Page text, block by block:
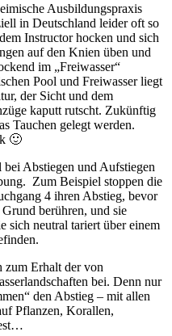
Ausbildungspraxis
in Deutschland leider oft so
Instructor hocken und sich
auf den Knien üben und
im „Freiwasser“
Pool und Freiwasser liegt
der Sicht und dem
kaputt rutscht. Zukünftig
Tauchen gelegt werden.
🙂
bei Abstiegen und Aufstiegen
Zum Beispiel stoppen die
4 ihren Abstieg, bevor
berühren, und sie
sich neutral tariert über einem
zum Erhalt der von
bei. Denn nur
den Abstieg – mit allen
Pflanzen, Korallen,